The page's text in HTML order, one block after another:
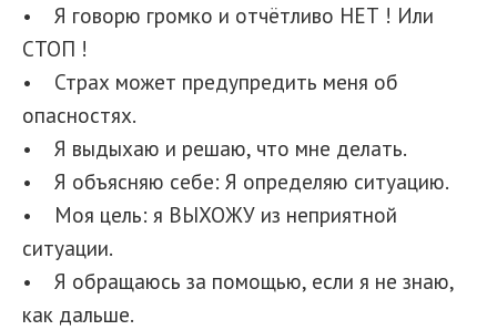
• Я говорю громко и отчётливо НЕТ ! Или
СТОП !
• Страх может предупредить меня об
опасностях.
• Я выдыхаю и решаю, что мне делать.
• Я объясняю себе: Я определяю ситуацию.
• Моя цель: я ВЫХОЖУ из неприятной
ситуации.
• Я обращаюсь за помощью, если я не знаю,
как дальше.